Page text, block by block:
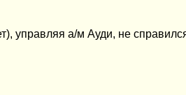
управляя а/м Ауди, не